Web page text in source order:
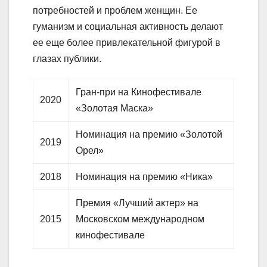
потребностей и проблем женщин. Ее
гуманизм и социальная активность делают
ее еще более привлекательной фигурой в
глазах публики.
2020
Гран-при на Кинофестивале
«Золотая Маска»
2019
Номинация на премию «Золотой
Орел»
2018 Номинация на премию «Ника»
2015
Премия «Лучший актер» на
Московском международном
кинофестивале